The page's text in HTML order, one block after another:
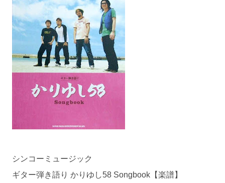
シンコーミュージック
ギター弾き語り かりゆし58 Songbook【楽譜】